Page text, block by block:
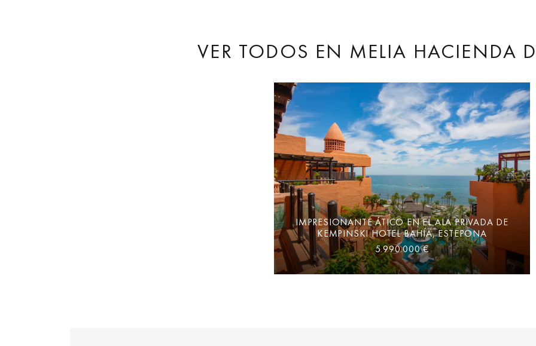
VER TODOS EN MELIA HACIENDA
IMPRESIONANTE ÁTICO EN EL ALA PRIVADA DE
KEMPINSKI HOTEL BAHÍA, ESTEPONA
5.990.000 €